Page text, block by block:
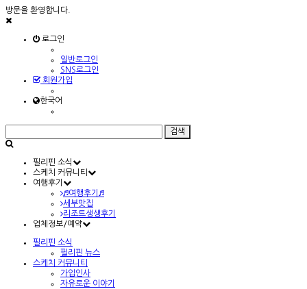
방문을 환영합니다.
로그인
일반로그인
SNS로그인
회원가입
한국어
필리핀 소식
스케치 커뮤니티
여행후기
♬여행후기♬
세부맛집
리조트생생후기
업체정보/예약
필리핀 소식
필리핀 뉴스
스케치 커뮤니티
가입인사
자유로운 이야기